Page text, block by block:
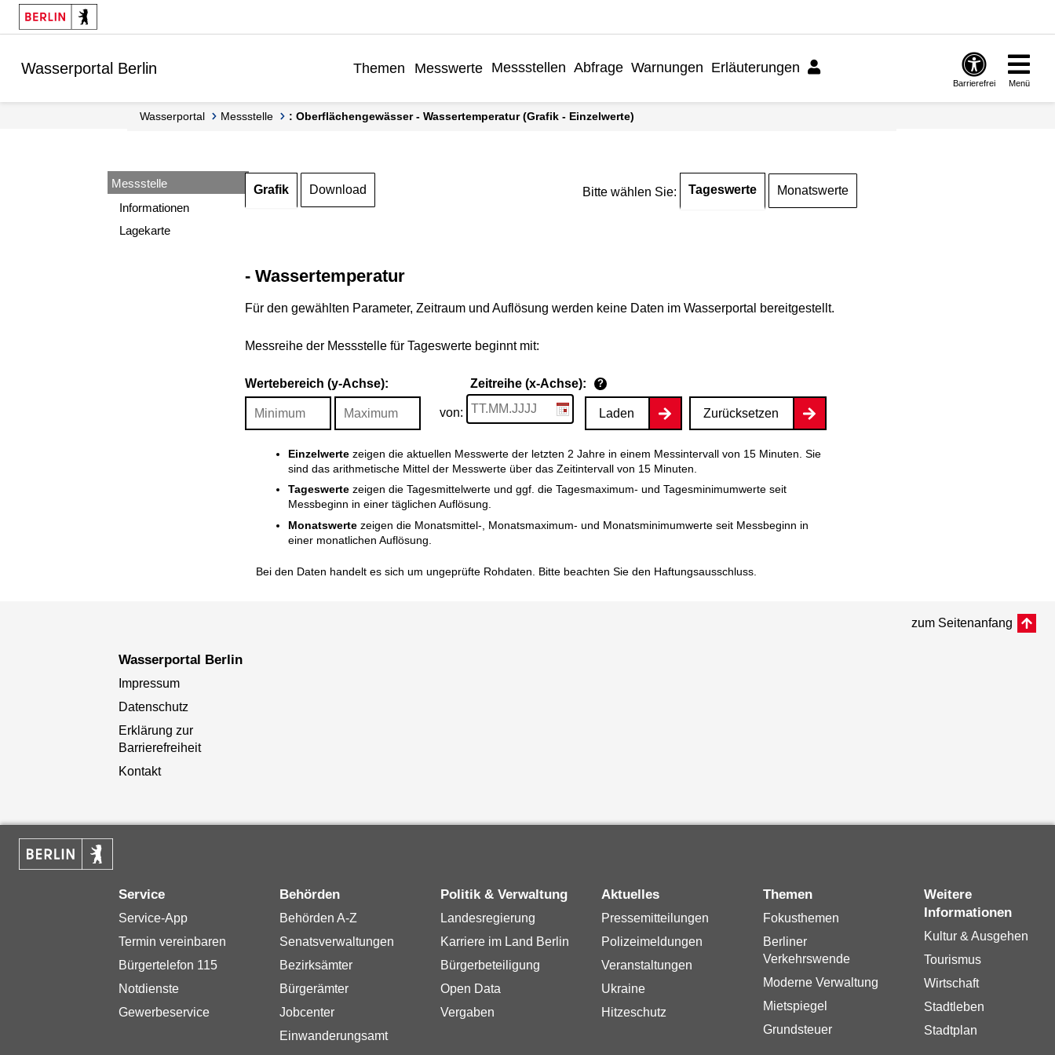
Springe zur Navigation
Springe zum Inhalt
Wasserportal Berlin Themen Messwerte Messstellen Abfrage Warnungen Erläuterungen
Barrierefrei Menü
Wasserportal Messstelle : Oberflächengewässer - Wassertemperatur (Grafik - Einzelwerte)
Messstelle
Informationen
Lagekarte
Grafik Download Bitte wählen Sie: Tageswerte Monatswerte
- Wassertemperatur
Für den gewählten Parameter, Zeitraum und Auflösung werden keine Daten im Wasserportal bereitgestellt.
Messreihe der Messstelle für Tageswerte beginnt mit:
Wertebereich (y-Achse): Zeitreihe (x-Achse): ?
von: Laden Zurücksetzen
Einzelwertezeigen die aktuellen Messwerte der letzten 2 Jahre in einem Messintervall von 15 Minuten. Sie
sind das arithmetische Mittel der Messwerte über das Zeitintervall von 15 Minuten.
Tageswertezeigen die Tagesmittelwerte und ggf. die Tagesmaximum- und Tagesminimumwerte seit
Messbeginn in einer täglichen Auflösung.
Monatswertezeigen die Monatsmittel-, Monatsmaximum- und Monatsminimumwerte seit Messbeginn in
einer monatlichen Auflösung.
Bei den Daten handelt es sich um ungeprüfte Rohdaten. Bitte beachten Sie den Haftungsausschluss.
zum Seitenanfang
Wasserportal Berlin
Impressum
Datenschutz
Erklärung zur
Barrierefreiheit
Kontakt
Service
Service-App
Termin vereinbaren
Bürgertelefon 115
Notdienste
Gewerbeservice
Behörden
Behörden A-Z
Senatsverwaltungen
Bezirksämter
Bürgerämter
Jobcenter
Einwanderungsamt
Politik & Verwaltung
Landesregierung
Karriere im Land Berlin
Bürgerbeteiligung
Open Data
Vergaben
Aktuelles
Pressemitteilungen
Polizeimeldungen
Veranstaltungen
Ukraine
Hitzeschutz
Themen
Fokusthemen
Berliner
Verkehrswende
Moderne Verwaltung
Mietspiegel
Grundsteuer
Weitere
Informationen
Kultur & Ausgehen
Tourismus
Wirtschaft
Stadtleben
Stadtplan